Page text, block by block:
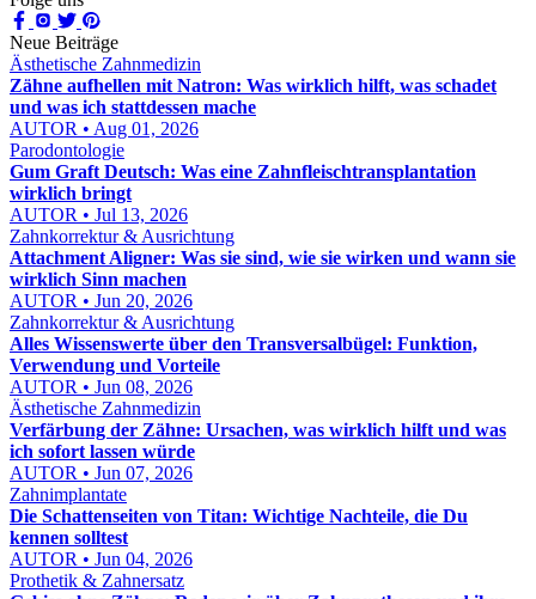
Neue Beiträge
Ästhetische Zahnmedizin
Zähne aufhellen mit Natron: Was wirklich hilft, was schadet
und was ich stattdessen mache
AUTOR • Aug 01, 2026
Parodontologie
Gum Graft Deutsch: Was eine Zahnfleischtransplantation
wirklich bringt
AUTOR • Jul 13, 2026
Zahnkorrektur & Ausrichtung
Attachment Aligner: Was sie sind, wie sie wirken und wann sie
wirklich Sinn machen
AUTOR • Jun 20, 2026
Zahnkorrektur & Ausrichtung
Alles Wissenswerte über den Transversalbügel: Funktion,
Verwendung und Vorteile
AUTOR • Jun 08, 2026
Ästhetische Zahnmedizin
Verfärbung der Zähne: Ursachen, was wirklich hilft und was
ich sofort lassen würde
AUTOR • Jun 07, 2026
Zahnimplantate
Die Schattenseiten von Titan: Wichtige Nachteile, die Du
kennen solltest
AUTOR • Jun 04, 2026
Prothetik & Zahnersatz